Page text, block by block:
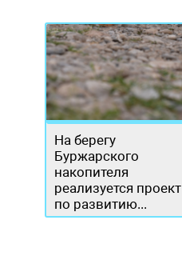
На берегу
Буржарского
накопителя
реализуется проект
по развитию...